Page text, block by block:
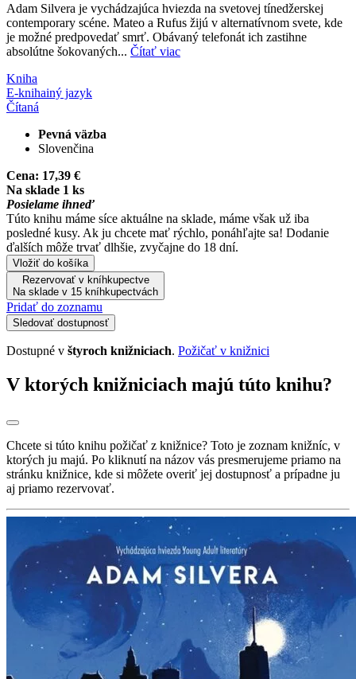
Adam Silvera je vychádzajúca hviezda na svetovej tínedžerskej
contemporary scéne. Mateo a Rufus žijú v alternatívnom svete, kde
je možné predpovedať smrť. Obávaný telefonát ich zastihne
absolútne šokovaných... Čítať viac
Kniha
E-knihainý jazyk
Čítaná
Pevná väzba
Slovenčina
Cena: 17,39 €
Na sklade 1 ks
Posielame ihneď
Túto knihu máme síce aktuálne na sklade, máme však už iba
posledné kusy. Ak ju chcete mať rýchlo, ponáhľajte sa! Dodanie
ďalších môže trvať dlhšie, zvyčajne do 18 dní.
Vložiť do košíka
Rezervovať v kníhkupectve
Na sklade v 15 kníhkupectvách
Pridať do zoznamu
Sledovať dostupnosť
Dostupné v štyroch knižniciach. Požičať v knižnici
V ktorých knižniciach majú túto knihu?
Chcete si túto knihu požičať z knižnice? Toto je zoznam knižníc, v
ktorých ju majú. Po kliknutí na názov vás presmerujeme priamo na
stránku knižnice, kde si môžete overiť jej dostupnosť a prípadne ju
aj priamo rezervovať.